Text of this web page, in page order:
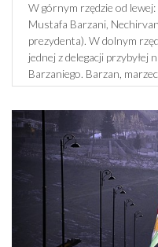
W górnym rzędzie od
Mustafa Barzani,
prezydenta). W dolnym
jednej z delegacji
Barzaniego. Barzan,